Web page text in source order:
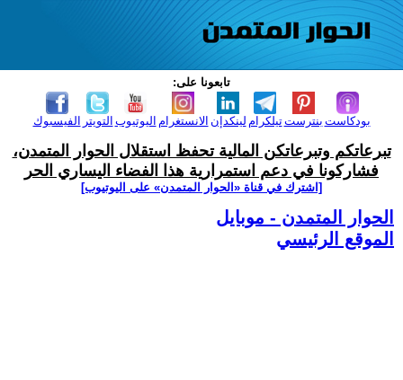
تابعونا على:
الفيسبوك التويتر اليوتيوب الانستغرام لينكدإن تيلكرامبنترست بودكاست
تبرعاتكم وتبرعاتكن المالية تحفظ استقلال الحوار المتمدن،
فشاركونا في دعم استمرارية هذا الفضاء اليساري الحر
[اشترك في قناة ‫«الحوار المتمدن» على اليوتيوب]
الحوار المتمدن - موبايل
الموقع الرئيسي